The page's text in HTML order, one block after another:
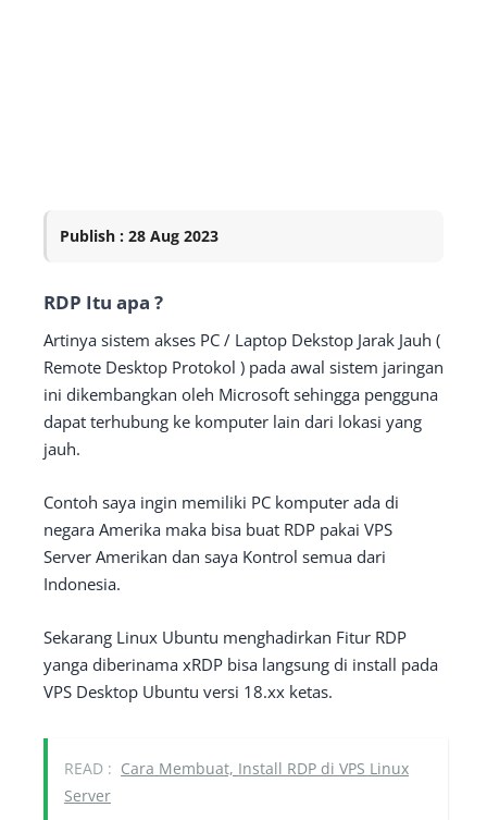
Publish : 28 Aug 2023
RDP Itu apa ?
Artinya sistem akses PC / Laptop Dekstop Jarak Jauh (
Remote Desktop Protokol ) pada awal sistem jaringan
ini dikembangkan oleh Microsoft sehingga pengguna
dapat terhubung ke komputer lain dari lokasi yang
jauh.
Contoh saya ingin memiliki PC komputer ada di
negara Amerika maka bisa buat RDP pakai VPS
Server Amerikan dan saya Kontrol semua dari
Indonesia.
Sekarang Linux Ubuntu menghadirkan Fitur RDP
yanga diberinama xRDP bisa langsung di install pada
VPS Desktop Ubuntu versi 18.xx ketas.
READ : Cara Membuat, Install RDP di VPS Linux
Server